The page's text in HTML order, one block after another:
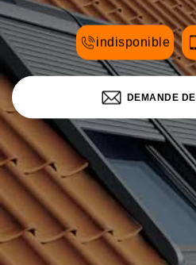
indisponible
DEMANDE